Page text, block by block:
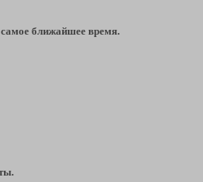
ближайшее время.